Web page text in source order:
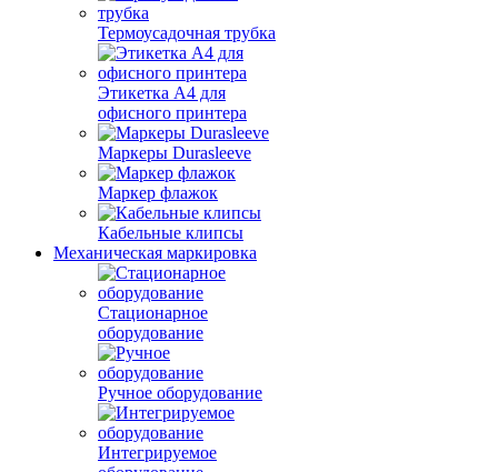
Термоусадочная трубка
Этикетка А4 для
офисного принтера
Маркеры Durasleeve
Маркер флажок
Кабельные клипсы
Механическая маркировка
Стационарное
оборудование
Ручное оборудование
Интегрируемое